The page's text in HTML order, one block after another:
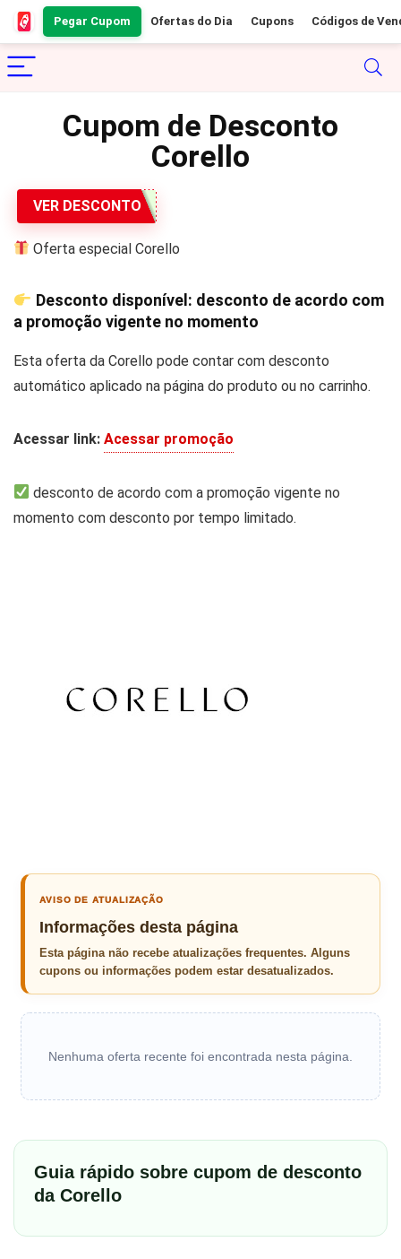
Pegar Cupom Ofertas do Dia Cupons Códigos de
Cupom de Desconto
Corello
VER DESCONTO
Oferta especial Corello
Desconto disponível: desconto de acordo com
a promoção vigente no momento
Esta oferta da Corello pode contar com desconto
automático aplicado na página do produto ou no carrinho.
Acessar link: Acessar promoção
desconto de acordo com a promoção vigente no
momento com desconto por tempo limitado.
AVISO DE ATUALIZAÇÃO
Informações desta página
Esta página não recebe atualizações frequentes. Alguns
cupons ou informações podem estar desatualizados.
Nenhuma oferta recente foi encontrada nesta página.
Guia rápido sobre cupom de desconto
da Corello